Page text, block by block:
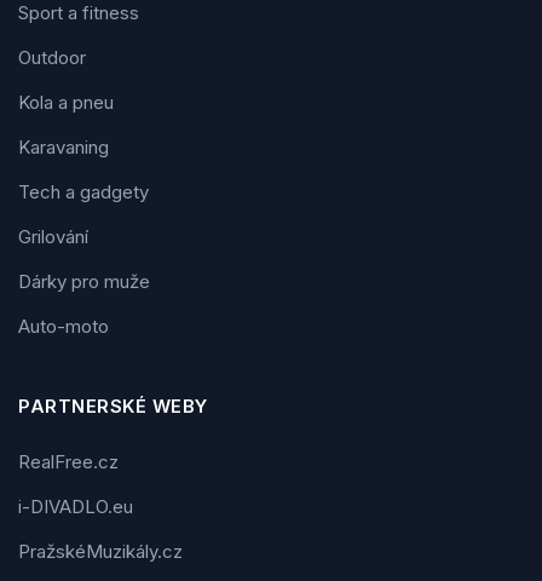
Sport a fitness
Outdoor
Kola a pneu
Karavaning
Tech a gadgety
Grilování
Dárky pro muže
Auto-moto
PARTNERSKÉ WEBY
RealFree.cz
i-DIVADLO.eu
PražskéMuzikály.cz